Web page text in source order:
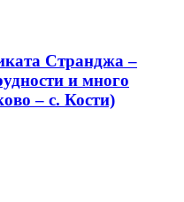
Странджа –
и много
– с. Кости)